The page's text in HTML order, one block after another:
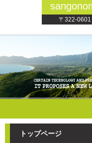
〒322-0601
トップページ